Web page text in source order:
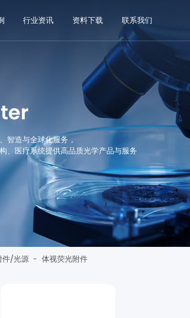
行业资讯 资料下载 联系我们
智造与全球化服务，
、医疗系统提供高品质光学产品与服务
件/光源 - 体视荧光附件